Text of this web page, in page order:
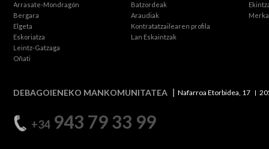
Arrasate-Mondragón
Bergara
Elgeta
Eskoriatza
Leintz-Gatzaga
Oñati
Batzordeak
Araudiak
Kontratatzailearen profila
Lan Eskaintzak
DEBAGOIENEKO MANKOMUNITATEA Nafarroa Etorbidea, 17
+34943 79 33 99